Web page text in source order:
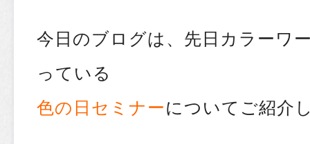
今日のブログは、先日カラーワ
っている
色の日セミナーについてご紹介